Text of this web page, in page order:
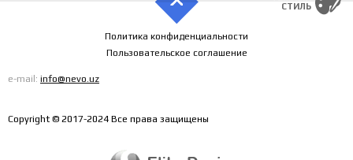
СТИЛЬ
Политика конфиденциальности
Пользовательское соглашение
e-mail: info@nevo.uz
Copyright © 2017-2024 Все права защищены